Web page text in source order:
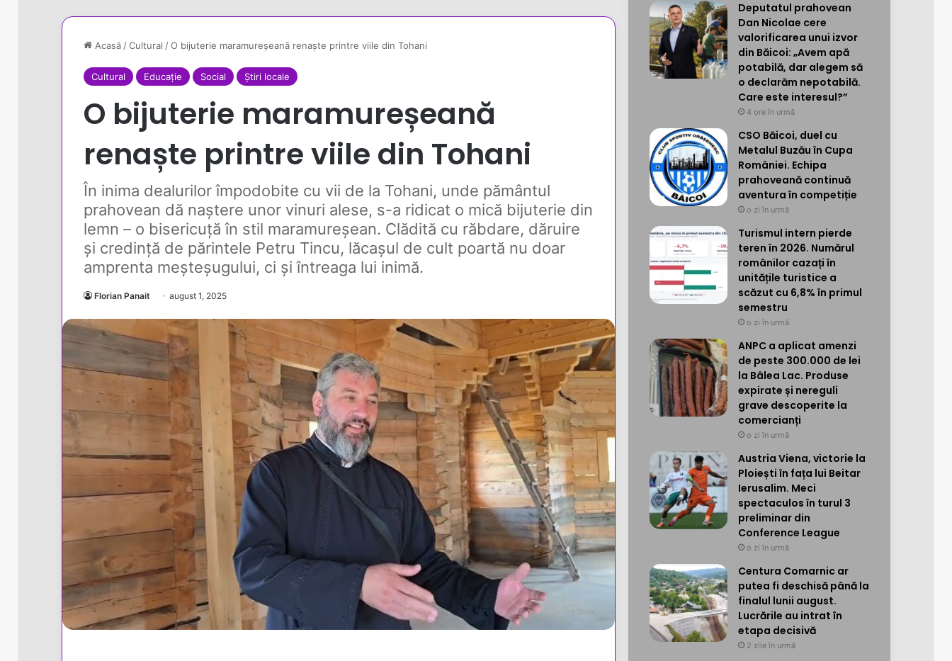
Acasă/Cultural /O bijuterie maramureșeană renaște printre viile din Tohani
Cultural Educație Social Știri locale
O bijuterie maramureșeană
renaște printre viile din Tohani
În inima dealurilor împodobite cu vii de la Tohani, unde pământul
prahovean dă naștere unor vinuri alese, s-a ridicat o mică bijuterie din
lemn – o bisericuță în stil maramureșean. Clădită cu răbdare, dăruire
și credință de părintele Petru Tincu, lăcașul de cult poartă nu doar
amprenta meșteșugului, ci și întreaga lui inimă.
Florian Panait august 1, 2025
Deputatul prahovean
Dan Nicolae cere
valorificarea unui izvor
din Băicoi: „Avem apă
potabilă, dar alegem să
o declarăm nepotabilă.
Care este interesul?”
4 ore în urmă
CSO Băicoi, duel cu
Metalul Buzău în Cupa
României. Echipa
prahoveană continuă
aventura în competiție
o zi în urmă
Turismul intern pierde
teren în 2026. Numărul
românilor cazați în
unitățile turistice a
scăzut cu 6,8% în primul
semestru
o zi în urmă
ANPC a aplicat amenzi
de peste 300.000 de lei
la Bâlea Lac. Produse
expirate și nereguli
grave descoperite la
comercianți
o zi în urmă
Austria Viena, victorie la
Ploiești în fața lui Beitar
Ierusalim. Meci
spectaculos în turul 3
preliminar din
Conference League
o zi în urmă
Centura Comarnic ar
putea fi deschisă până la
finalul lunii august.
Lucrările au intrat în
etapa decisivă
2 zile în urmă